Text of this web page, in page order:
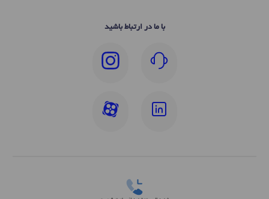
با ما در ارتباط باشید